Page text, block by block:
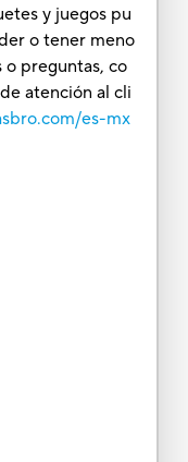
y juegos pu
o tener meno
preguntas, co
atención al cli
es-mx